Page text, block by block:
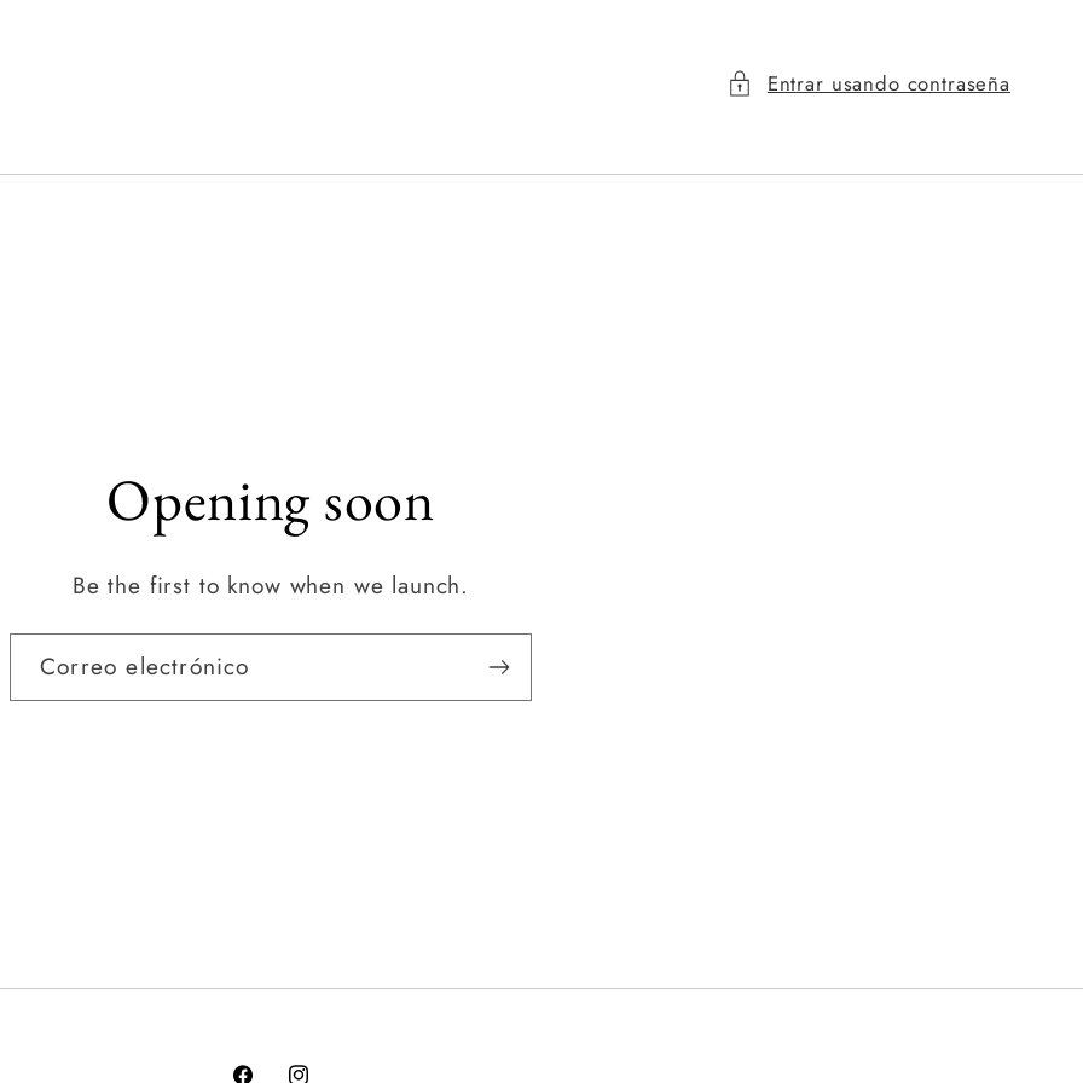
Entrar usando contraseña
Opening soon
Be the first to know when we launch.
Correo electrónico